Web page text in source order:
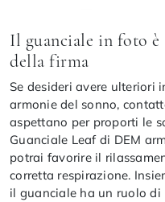
Il guanciale in foto
della firma
Se desideri avere ulteriori
armonie del sonno,
aspettano per proporti le
Guanciale Leaf di DEM
potrai favorire il
corretta respirazione.
il guanciale ha un ruolo